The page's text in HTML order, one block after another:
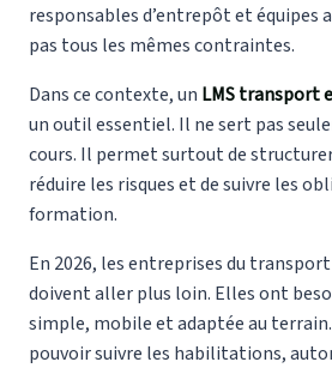
responsables d’entrepôt et équipes
pas tous les mêmes contraintes.
Dans ce contexte, un LMS transport
un outil essentiel. Il ne sert pas
cours. Il permet surtout de
réduire les risques et de suivre les
formation.
En 2026, les entreprises du
doivent aller plus loin. Elles ont
simple, mobile et adaptée au
pouvoir suivre les habilitations,